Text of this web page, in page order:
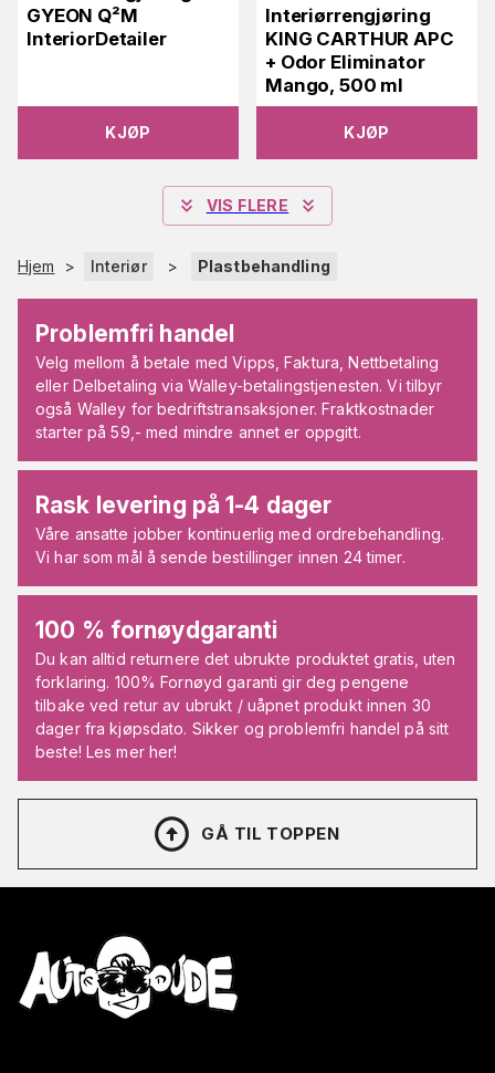
GYEON Q²M
InteriorDetailer
KJØP
Interiørrengjøring
KING CARTHUR APC
+ Odor Eliminator
Mango, 500 ml
KJØP
VIS FLERE
Hjem > Interiør > Plastbehandling
Problemfri handel
Velg mellom å betale med Vipps, Faktura, Nettbetaling
eller Delbetaling via Walley-betalingstjenesten. Vi tilbyr
også Walley for bedriftstransaksjoner. Fraktkostnader
starter på 59,- med mindre annet er oppgitt.
Rask levering på 1-4 dager
Våre ansatte jobber kontinuerlig med ordrebehandling.
Vi har som mål å sende bestillinger innen 24 timer.
100 % fornøydgaranti
Du kan alltid returnere det ubrukte produktet gratis, uten
forklaring. 100% Fornøyd garanti gir deg pengene
tilbake ved retur av ubrukt / uåpnet produkt innen 30
dager fra kjøpsdato. Sikker og problemfri handel på sitt
beste! Les mer her!
GÅ TIL TOPPEN